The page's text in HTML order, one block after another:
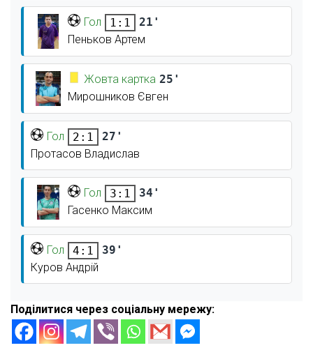
Гол 1:1
21'
Пеньков Артем
Жовта картка 25'
Мирошников Євген
Гол 2:1
27'
Протасов Владислав
Гол 3:1
34'
Гасенко Максим
Гол 4:1
39'
Куров Андрій
Поділитися через соціальну мережу: